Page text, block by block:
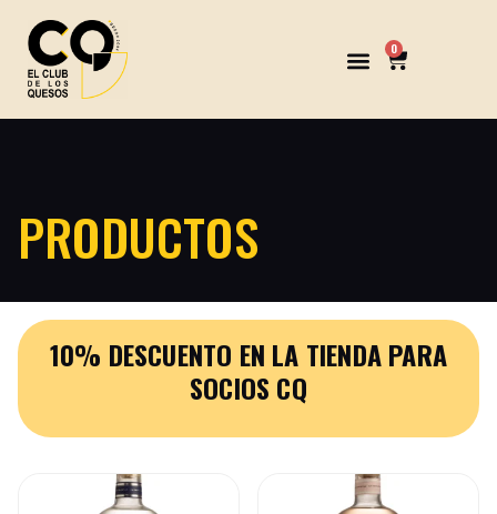
0
PRODUCTOS
10% DESCUENTO EN LA TIENDA PARA
SOCIOS CQ